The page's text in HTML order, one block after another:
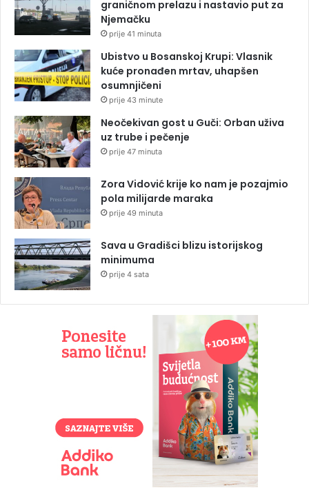
graničnom prelazu i nastavio put za
Njemačku
prije 41 minuta
Ubistvo u Bosanskoj Krupi: Vlasnik
kuće pronađen mrtav, uhapšen
osumnjičeni
prije 43 minute
Neočekivan gost u Guči: Orban uživa
uz trube i pečenje
prije 47 minuta
Zora Vidović krije ko nam je pozajmio
pola milijarde maraka
prije 49 minuta
Sava u Gradišci blizu istorijskog
minimuma
prije 4 sata